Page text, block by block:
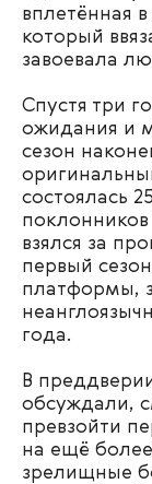
вплетённая
который
завоевала
Спустя три
ожидания и
сезон
состоялась
взялся за
первый
платформы,
года.
В
обсуждали,
превзойти
на ещё
зрелищные